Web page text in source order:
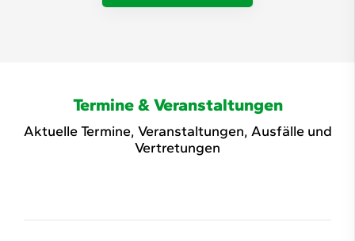
Termine & Veranstaltungen
Aktuelle Termine, Veranstaltungen, Ausfälle und
Vertretungen